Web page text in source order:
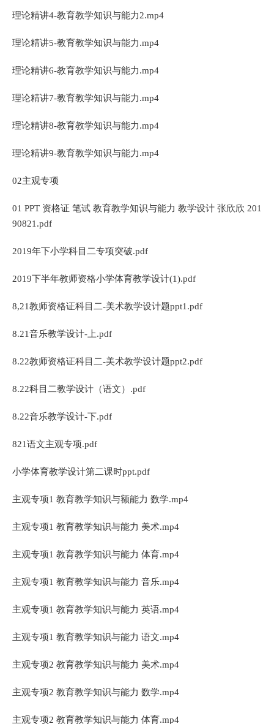
理论精讲4-教育教学知识与能力2.mp4
理论精讲5-教育教学知识与能力.mp4
理论精讲6-教育教学知识与能力.mp4
理论精讲7-教育教学知识与能力.mp4
理论精讲8-教育教学知识与能力.mp4
理论精讲9-教育教学知识与能力.mp4
02主观专项
01 PPT 资格证 笔试 教育教学知识与能力 教学设计 张欣欣 201
90821.pdf
2019年下小学科目二专项突破.pdf
2019下半年教师资格小学体育教学设计(1).pdf
8,21教师资格证科目二-美术教学设计题ppt1.pdf
8.21音乐教学设计-上.pdf
8.22教师资格证科目二-美术教学设计题ppt2.pdf
8.22科目二教学设计（语文）.pdf
8.22音乐教学设计-下.pdf
821语文主观专项.pdf
小学体育教学设计第二课时ppt.pdf
主观专项1 教育教学知识与额能力 数学.mp4
主观专项1 教育教学知识与能力 美术.mp4
主观专项1 教育教学知识与能力 体育.mp4
主观专项1 教育教学知识与能力 音乐.mp4
主观专项1 教育教学知识与能力 英语.mp4
主观专项1 教育教学知识与能力 语文.mp4
主观专项2 教育教学知识与能力 美术.mp4
主观专项2 教育教学知识与能力 数学.mp4
主观专项2 教育教学知识与能力 体育.mp4